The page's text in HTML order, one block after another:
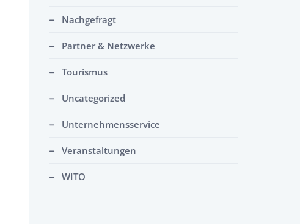
Nachgefragt
Partner & Netzwerke
Tourismus
Uncategorized
Unternehmensservice
Veranstaltungen
WITO